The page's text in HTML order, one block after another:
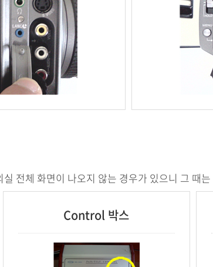
전체 화면이 나오지 않는 경우가 있으니 그 때
Control 박스